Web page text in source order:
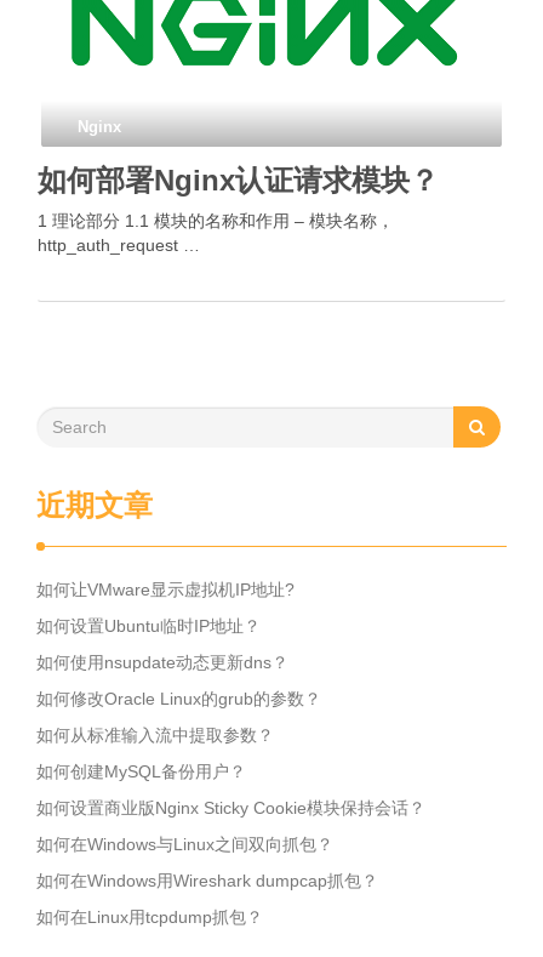
Nginx
如何部署Nginx认证请求模块？
1 理论部分 1.1 模块的名称和作用 – 模块名称，
http_auth_request …
近期文章
如何让VMware显示虚拟机IP地址?
如何设置Ubuntu临时IP地址？
如何使用nsupdate动态更新dns？
如何修改Oracle Linux的grub的参数？
如何从标准输入流中提取参数？
如何创建MySQL备份用户？
如何设置商业版Nginx Sticky Cookie模块保持会话？
如何在Windows与Linux之间双向抓包？
如何在Windows用Wireshark dumpcap抓包？
如何在Linux用tcpdump抓包？